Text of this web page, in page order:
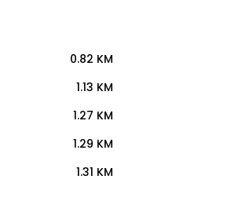
0.82 KM
1.13 KM
1.27 KM
1.29 KM
1.31 KM